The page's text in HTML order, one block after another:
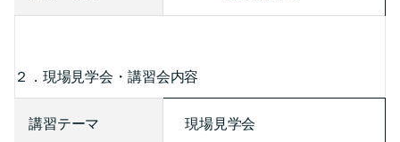
２．現場見学会・講習会内容
講習テーマ 現場見学会